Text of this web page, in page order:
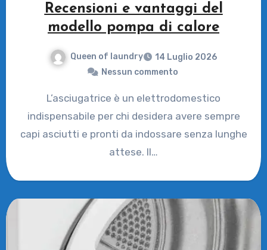
Recensioni e vantaggi del
modello pompa di calore
Queen of laundry
14 Luglio 2026
Nessun commento
L’asciugatrice è un elettrodomestico
indispensabile per chi desidera avere sempre
capi asciutti e pronti da indossare senza lunghe
attese. Il…